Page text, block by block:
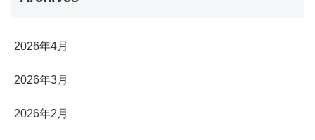
2026年4月
2026年3月
2026年2月